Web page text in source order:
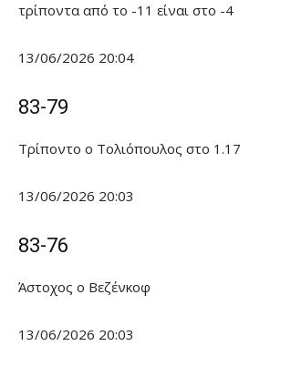
τρίποντα από το -11 είναι στο -4
13/06/2026 20:04
83-79
Τρίποντο ο Τολιόπουλος στο 1.17
13/06/2026 20:03
83-76
Άστοχος ο Βεζένκοφ
13/06/2026 20:03